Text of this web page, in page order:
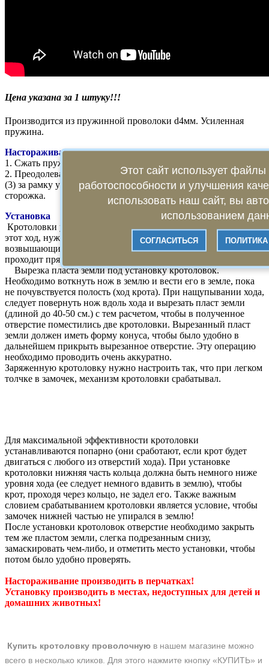
Цена указана за 1 штуку!!!
Производится из пружинной проволоки d4мм. Усиленная
пружина.
Настораживание
1. Сжать пружину (1), сдвинуть насторожку (2) в сторону.
2. Преодолевая сопротивление пружины, закрепить сторожок
(3) за рамку устройства Далее надеваем насторожку на конец
сторожка.
Установка
Кротоловки устанавливаются в ходы кротов, чтобы найти
этот ход, нужно обнаружить кротовины (горки,
возвышающиеся над землей). Между кротовинами всегда
проходит прямой соединительный ход.
Вырезка пласта земли под установку кротоловок.
Необходимо воткнуть нож в землю и вести его в земле, пока
не почувствуется полость (ход крота). При нащупывании хода,
следует повернуть нож вдоль хода и вырезать пласт земли
(длиной до 40-50 см.) с тем расчетом, чтобы в полученное
отверстие поместились две кротоловки. Вырезанный пласт
земли должен иметь форму конуса, чтобы было удобно в
дальнейшем прикрыть вырезанное отверстие. Эту операцию
необходимо проводить очень аккуратно.
Заряженную кротоловку нужно настроить так, что при легком
толчке в замочек, механизм кротоловки срабатывал.
Для максимальной эффективности кротоловки
устанавливаются попарно (они сработают, если крот будет
двигаться с любого из отверстий хода). При установке
кротоловки нижняя часть кольца должна быть немного ниже
уровня хода (ее следует немного вдавить в землю), чтобы
крот, проходя через кольцо, не задел его. Также важным
словием срабатыванием кротоловки является условие, чтобы
замочек нижней частью не упирался в землю!
После установки кротоловок отверстие необходимо закрыть
тем же пластом земли, слегка подрезанным снизу,
замаскировать чем-либо, и отметить место установки, чтобы
потом было удобно проверять.
Настораживание производить в перчатках!
Установку производить в местах, недоступных для детей и
домашних животных!
Купить кротоловку проволочную в нашем магазине можно
всего в несколько кликов. Для этого нажмите кнопку «КУПИТЬ» и
Этот сайт использует
работоспособности и улучшения
использовать наш сайт, вы
использованием
СОГЛАСИТЬСЯ